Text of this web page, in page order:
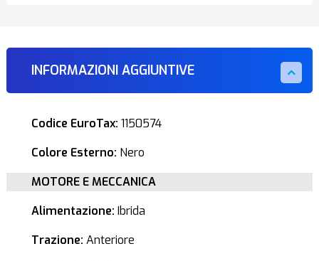
INFORMAZIONI AGGIUNTIVE
Codice EuroTax: 1150574
Colore Esterno: Nero
MOTORE E MECCANICA
Alimentazione: Ibrida
Trazione: Anteriore